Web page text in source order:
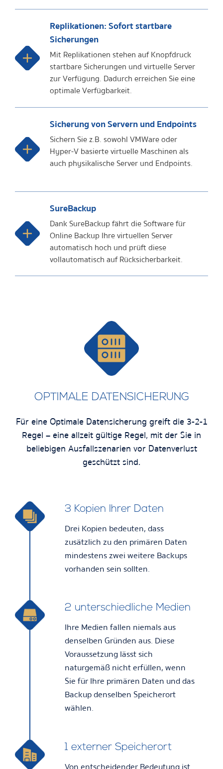
Replikationen: Sofort startbare
Sicherungen
Mit Replikationen stehen auf Knopfdruck
startbare Sicherungen und virtuelle Server
zur Verfügung. Dadurch erreichen Sie eine
optimale Verfügbarkeit.
Sicherung von Servern und Endpoints
Sichern Sie z.B. sowohl VMWare oder
Hyper-V basierte virtuelle Maschinen als
auch physikalische Server und Endpoints.
SureBackup
Dank SureBackup fährt die Software für
Online Backup Ihre virtuellen Server
automatisch hoch und prüft diese
vollautomatisch auf Rücksicherbarkeit.
OPTIMALE DATENSICHERUNG
Für eine Optimale Datensicherung greift die 3-2-1
Regel – eine allzeit gültige Regel, mit der Sie in
beliebigen Ausfallszenarien vor Datenverlust
geschützt sind.
3 Kopien Ihrer Daten
Drei Kopien bedeuten, dass
zusätzlich zu den primären Daten
mindestens zwei weitere Backups
vorhanden sein sollten.
2 unterschiedliche Medien
Ihre Medien fallen niemals aus
denselben Gründen aus. Diese
Voraussetzung lässt sich
naturgemäß nicht erfüllen, wenn
Sie für Ihre primären Daten und das
Backup denselben Speicherort
wählen.
1 externer Speicherort